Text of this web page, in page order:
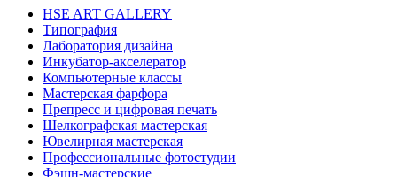
HSE ART GALLERY
Типография
Лаборатория дизайна
Инкубатор-акселератор
Компьютерные классы
Мастерская фарфора
Препресс и цифровая печать
Шелкографская мастерская
Ювелирная мастерская
Профессиональные фотостудии
Фэшн-мастерские